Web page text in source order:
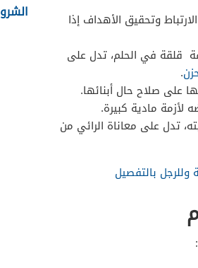
وتحقيق الأهداف إذا
قلقة في الحلم، تدل على
.
على صلاح حال أبنائها.
مادية كبيرة.
تدل على معاناة الرائي من
وللرجل بالتفصيل